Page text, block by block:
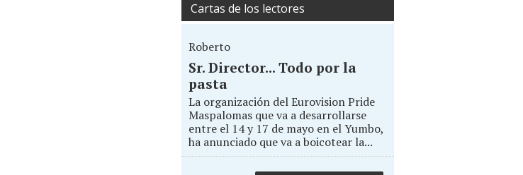
Cartas de los lectores
Roberto
Sr. Director... Todo por la
pasta
La organización del Eurovision Pride
Maspalomas que va a desarrollarse
entre el 14 y 17 de mayo en el Yumbo,
ha anunciado que va a boicotear la...